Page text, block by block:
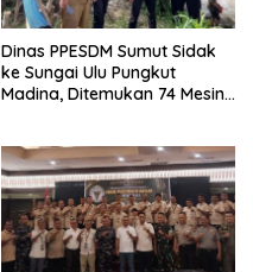
Dinas PPESDM Sumut Sidak
ke Sungai Ulu Pungkut
Madina, Ditemukan 74 Mesin
Rusak